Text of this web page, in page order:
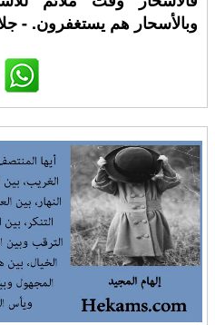
وبالأسحار هم يستغفرون. -